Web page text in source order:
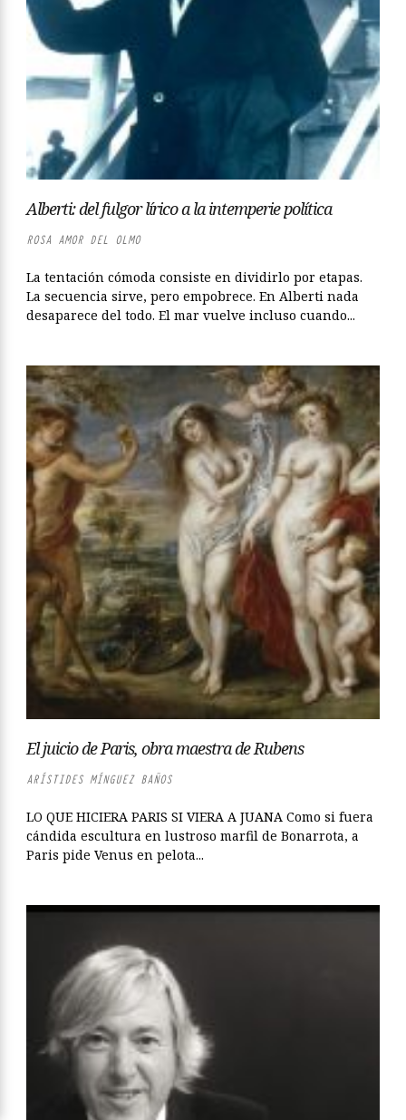
Alberti: del fulgor lírico a la intemperie política
ROSA AMOR DEL OLMO
La tentación cómoda consiste en dividirlo por etapas.
La secuencia sirve, pero empobrece. En Alberti nada
desaparece del todo. El mar vuelve incluso cuando...
El juicio de Paris, obra maestra de Rubens
ARÍSTIDES MÍNGUEZ BAÑOS
LO QUE HICIERA PARIS SI VIERA A JUANA Como si fuera
cándida escultura en lustroso marfil de Bonarrota, a
Paris pide Venus en pelota...